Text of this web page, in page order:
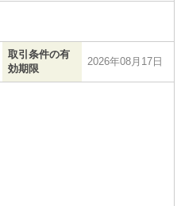
取引条件の有
効期限
2026年08月17日